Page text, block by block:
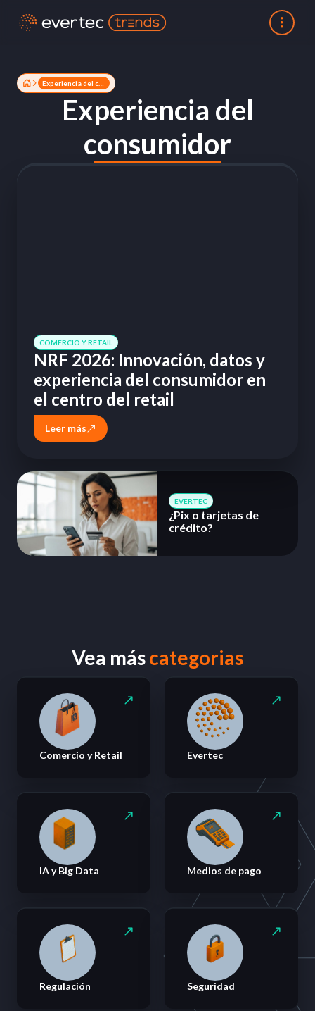
Experiencia del
consumidor
COMERCIO Y RETAIL
NRF 2026: Innovación, datos y
experiencia del consumidor en
el centro del retail
Leer más
EVERTEC
¿Pix o tarjetas de
crédito?
Vea máscategorias
Comercio y Retail Evertec
IA y Big Data Medios de pago
Regulación Seguridad